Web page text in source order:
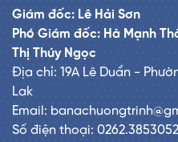
Giám đốc: Lê Hải Sơn
Phó Giám đốc: Hà Mạnh
Thị Thúy Ngọc
Địa chỉ: 19A Lê Duẩn -
Lak
Email:
Số điện thoại: 0262.3853052